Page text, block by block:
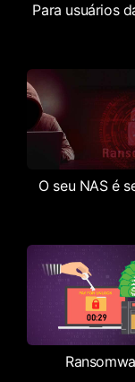
Para usuários
O seu NAS é